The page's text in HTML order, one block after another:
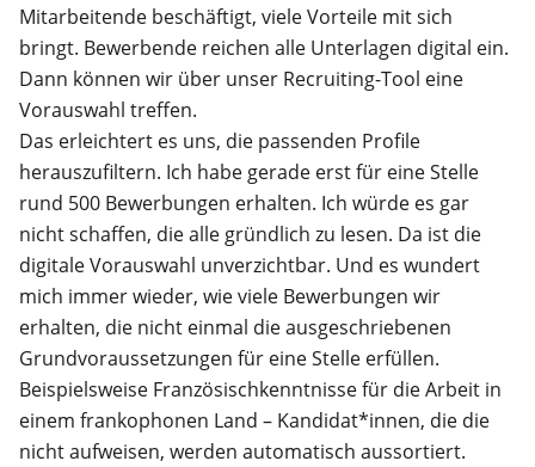
Mitarbeitende beschäftigt, viele Vorteile mit sich
bringt. Bewerbende reichen alle Unterlagen digital ein.
Dann können wir über unser Recruiting-Tool eine
Vorauswahl treffen.
Das erleichtert es uns, die passenden Profile
herauszufiltern. Ich habe gerade erst für eine Stelle
rund 500 Bewerbungen erhalten. Ich würde es gar
nicht schaffen, die alle gründlich zu lesen. Da ist die
digitale Vorauswahl unverzichtbar. Und es wundert
mich immer wieder, wie viele Bewerbungen wir
erhalten, die nicht einmal die ausgeschriebenen
Grundvoraussetzungen für eine Stelle erfüllen.
Beispielsweise Französischkenntnisse für die Arbeit in
einem frankophonen Land – Kandidat*innen, die die
nicht aufweisen, werden automatisch aussortiert.